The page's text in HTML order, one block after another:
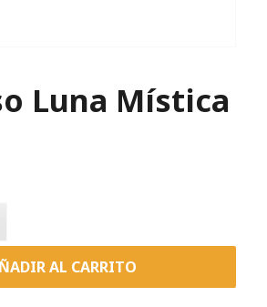
Luna Mística
AL CARRITO